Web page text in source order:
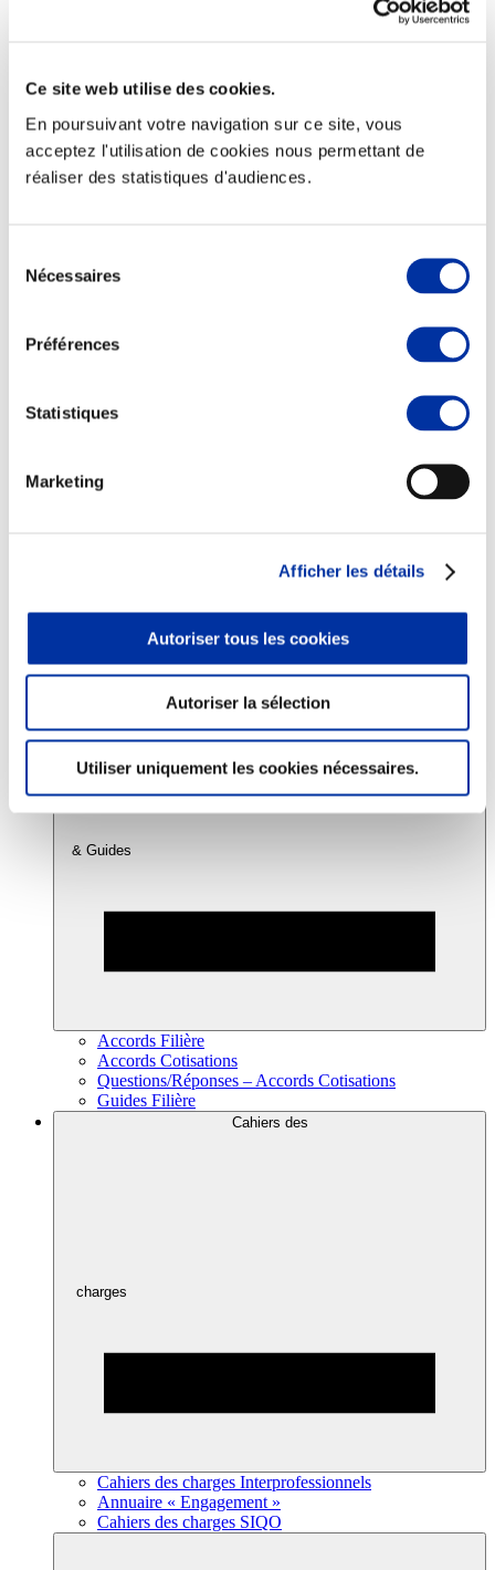
Ce site web utilise des cookies.
En poursuivant votre navigation sur ce site, vous
acceptez l'utilisation de cookies nous permettant de
réaliser des statistiques d'audiences.
Nécessaires
Préférences
Statistiques
Marketing
Afficher les détails
Autoriser tous les cookies
Autoriser la sélection
Utiliser uniquement les cookies nécessaires.
Elevage
Transport – mise en marché
Abattoir
Partenaire Climat
Juste rémunération et attractivité des métiers
Info-veille scientifique
Accords
& Guides
Accords Filière
Accords Cotisations
Questions/Réponses – Accords Cotisations
Guides Filière
Cahiers des
charges
Cahiers des charges Interprofessionnels
Annuaire « Engagement »
Cahiers des charges SIQO